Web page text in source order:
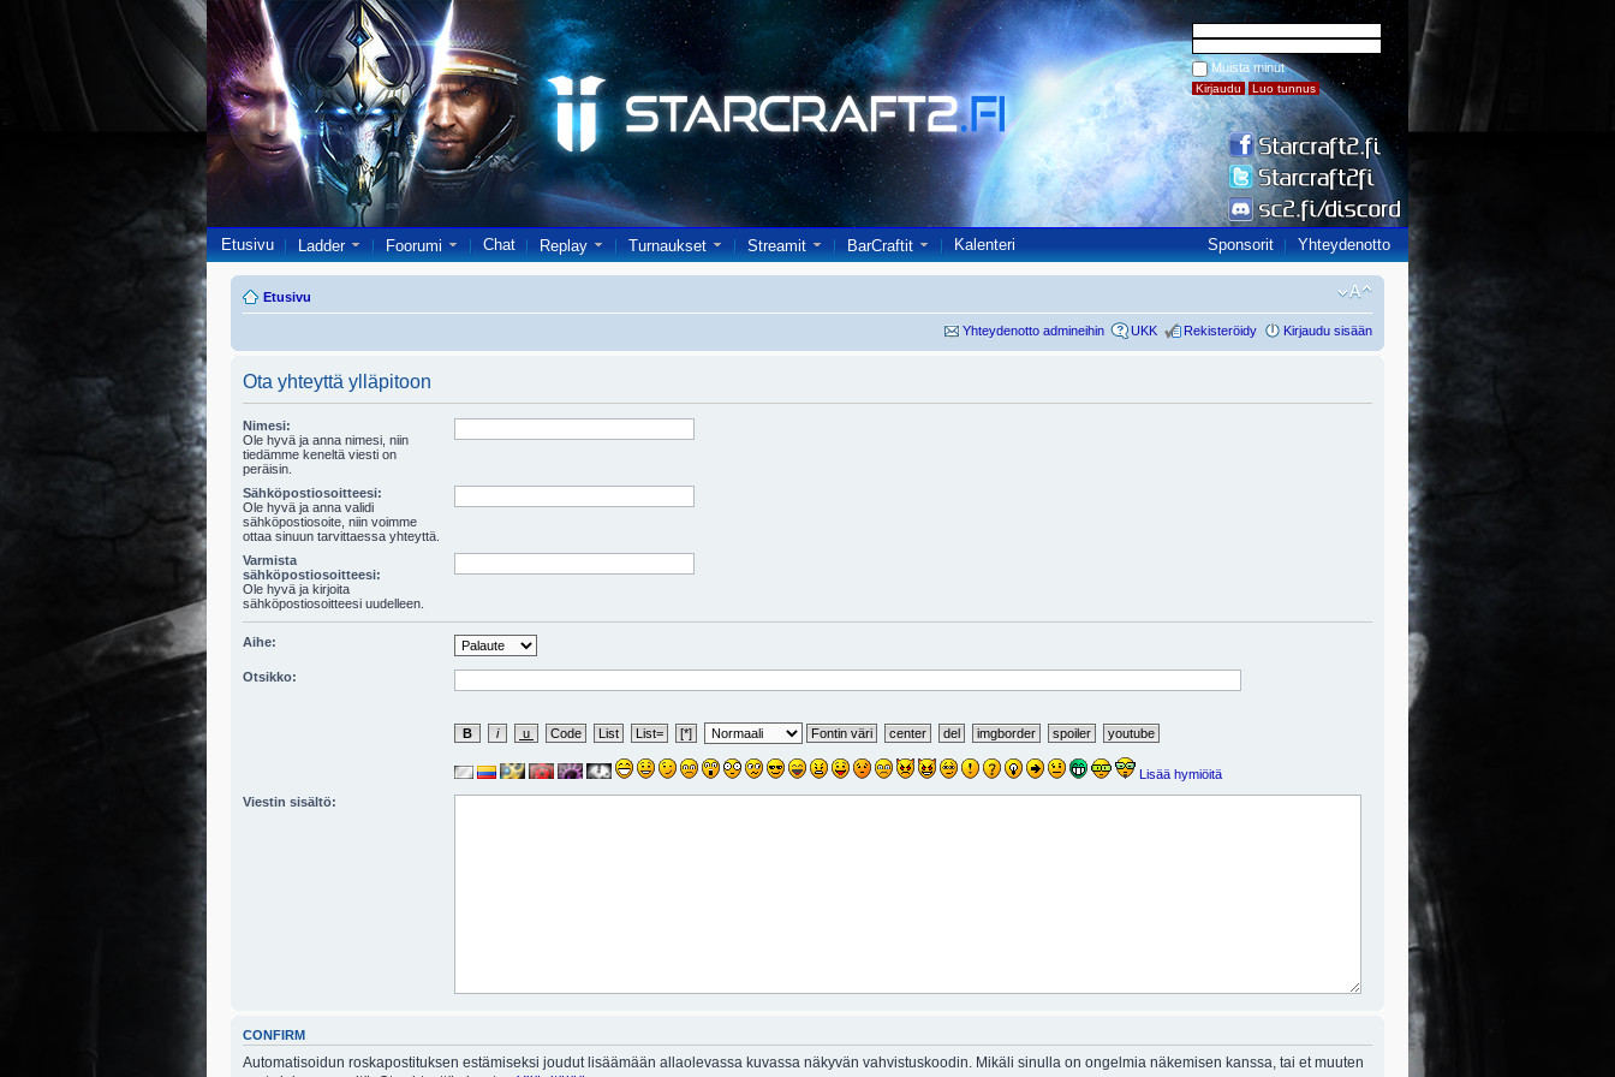
Muista minut
Etusivu Ladder Foorumi Chat Replay Turnaukset Streamit BarCraftit Kalenteri Sponsorit Yhteydenotto
Etusivu
Yhteydenotto admineihin UKK Rekisteröidy Kirjaudu sisään
Ota yhteyttä ylläpitoon
Nimesi:
Ole hyvä ja anna nimesi, niin
tiedämme keneltä viesti on
peräisin.
Sähköpostiosoitteesi:
Ole hyvä ja anna validi
sähköpostiosoite, niin voimme
ottaa sinuun tarvittaessa yhteyttä.
Varmista
sähköpostiosoitteesi:
Ole hyvä ja kirjoita
sähköpostiosoitteesi uudelleen.
Aihe:
Otsikko:
Lisää hymiöitä
Viestin sisältö:
CONFIRM
Automatisoidun roskapostituksen estämiseksi joudut lisäämään allaolevassa kuvassa näkyvän vahvistuskoodin. Mikäli sinulla on ongelmia näkemisen kanssa, tai et muuten